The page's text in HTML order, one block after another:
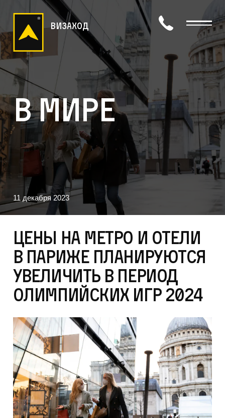
визаход
В мире
11 декабря 2023
Цены на метро и отели
в Париже планируются
увеличить в период
Олимпийских игр 2024